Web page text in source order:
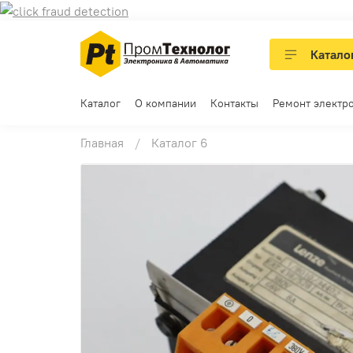
Каталог О компании Контакты Ремонт
Главная Каталог 6